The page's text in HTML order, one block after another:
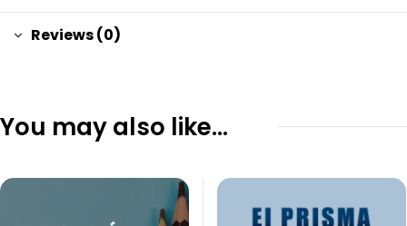
Reviews (0)
You may also like…